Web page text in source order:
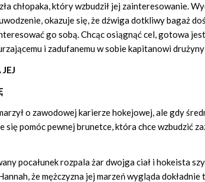
chłopaka, który wzbudził jej zainteresowanie.
okazuje się, że dźwiga dotkliwy bagaż
go sobą. Chcąc osiągnąć cel, gotowa
i zadufanemu w sobie kapitanowi
o zawodowej karierze hokejowej, ale gdy
pomóc pewnej brunetce, która chce wzbudzić
pocałunek rozpala żar dwojga ciał i hokeista
że mężczyzna jej marzeń wygląda dokładnie